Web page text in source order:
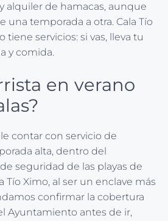
alquiler de hamacas, aunque
una temporada a otra. Cala Tío
tiene servicios: si vas, lleva tu
y comida.
en verano
contar con servicio de
alta, dentro del
seguridad de las playas de
Tío Ximo, al ser un enclave más
confirmar la cobertura
Ayuntamiento antes de ir,